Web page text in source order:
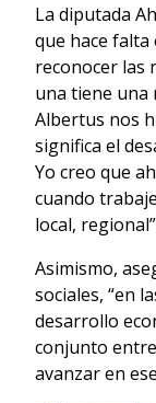
La diputada
que hace falta
reconocer las
una tiene una
Albertus nos
significa el
Yo creo que
cuando
local,
Asimismo,
sociales, “en
desarrollo
conjunto
avanzar en